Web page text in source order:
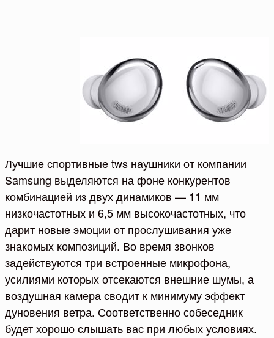
Лучшие спортивные tws наушники от компании
Samsung выделяются на фоне конкурентов
комбинацией из двух динамиков — 11 мм
низкочастотных и 6,5 мм высокочастотных, что
дарит новые эмоции от прослушивания уже
знакомых композиций. Во время звонков
задействуются три встроенные микрофона,
усилиями которых отсекаются внешние шумы, а
воздушная камера сводит к минимуму эффект
дуновения ветра. Соответственно собеседник
будет хорошо слышать вас при любых условиях.